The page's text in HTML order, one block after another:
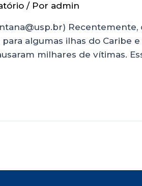
/ Por admin
algumas ilhas do Caribe
milhares de vítimas.